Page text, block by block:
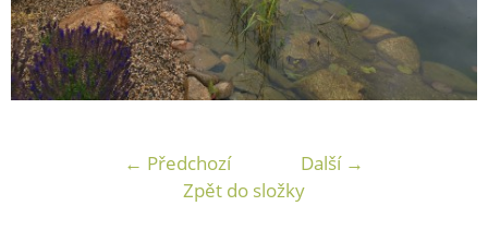
← Předchozí
Další →
Zpět do složky